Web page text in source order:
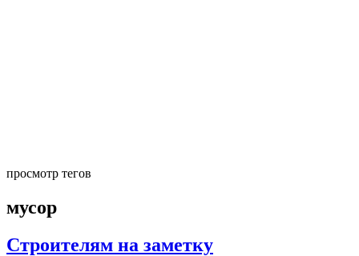
просмотр тегов
мусор
Строителям на заметку